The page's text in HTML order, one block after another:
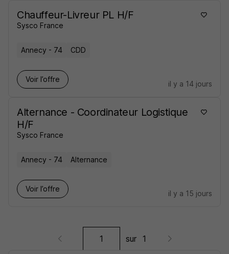
Chauffeur-Livreur PL H/F
Sysco France
Annecy - 74 CDD
Voir l’offre
il y a 14 jours
Alternance - Coordinateur Logistique
H/F
Sysco France
Annecy - 74 Alternance
Voir l’offre
il y a 15 jours
sur 1